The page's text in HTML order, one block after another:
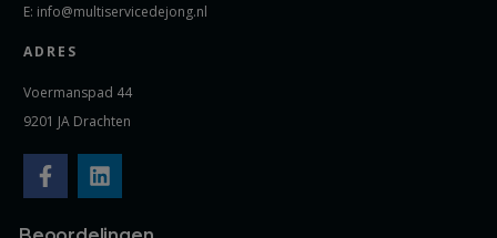
E: info@multiservicedejong.nl
ADRES
Voermanspad 44
9201 JA Drachten